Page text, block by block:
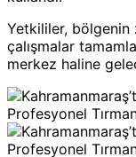
Yetkililer, bölgenin
çalışmalar
merkez haline